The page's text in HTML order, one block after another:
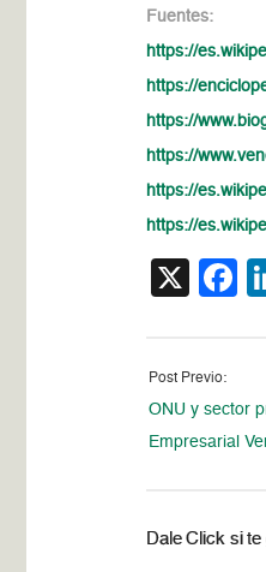
Fuentes:
https://
https://
https://
https://
https://
https://
X
Post Previo:
ONU y sector
Empresarial
Dale Click si